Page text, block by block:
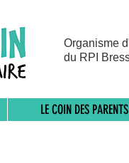
Organisme
du RPI
LE COIN DES PARENTS